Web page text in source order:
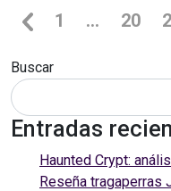
Navegación
1 … 20
Buscar
Entradas
Haunted Crypt:
Reseña tragaperras